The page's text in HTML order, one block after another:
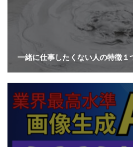
一緒に仕事したくない人の特徴１